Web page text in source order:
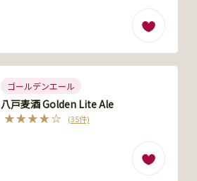
ゴールデンエール
八戸麦酒 Golden Lite Ale
(35件)